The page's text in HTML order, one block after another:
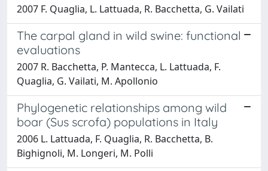
2007 F. Quaglia, L. Lattuada, R. Bacchetta, G. Vailati
The carpal gland in wild swine: functional
evaluations
2007 R. Bacchetta, P. Mantecca, L. Lattuada, F.
Quaglia, G. Vailati, M. Apollonio
Phylogenetic relationships among wild
boar (Sus scrofa) populations in Italy
2006 L. Lattuada, F. Quaglia, R. Bacchetta, B.
Bighignoli, M. Longeri, M. Polli